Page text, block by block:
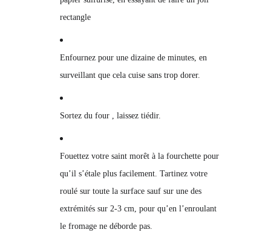
rectangle
Enfournez pour une dizaine de minutes, en
surveillant que cela cuise sans trop dorer.
Sortez du four , laissez tiédir.
Fouettez votre saint morêt à la fourchette pour
qu’il s’étale plus facilement. Tartinez votre
roulé sur toute la surface sauf sur une des
extrémités sur 2-3 cm, pour qu’en l’enroulant
le fromage ne déborde pas.